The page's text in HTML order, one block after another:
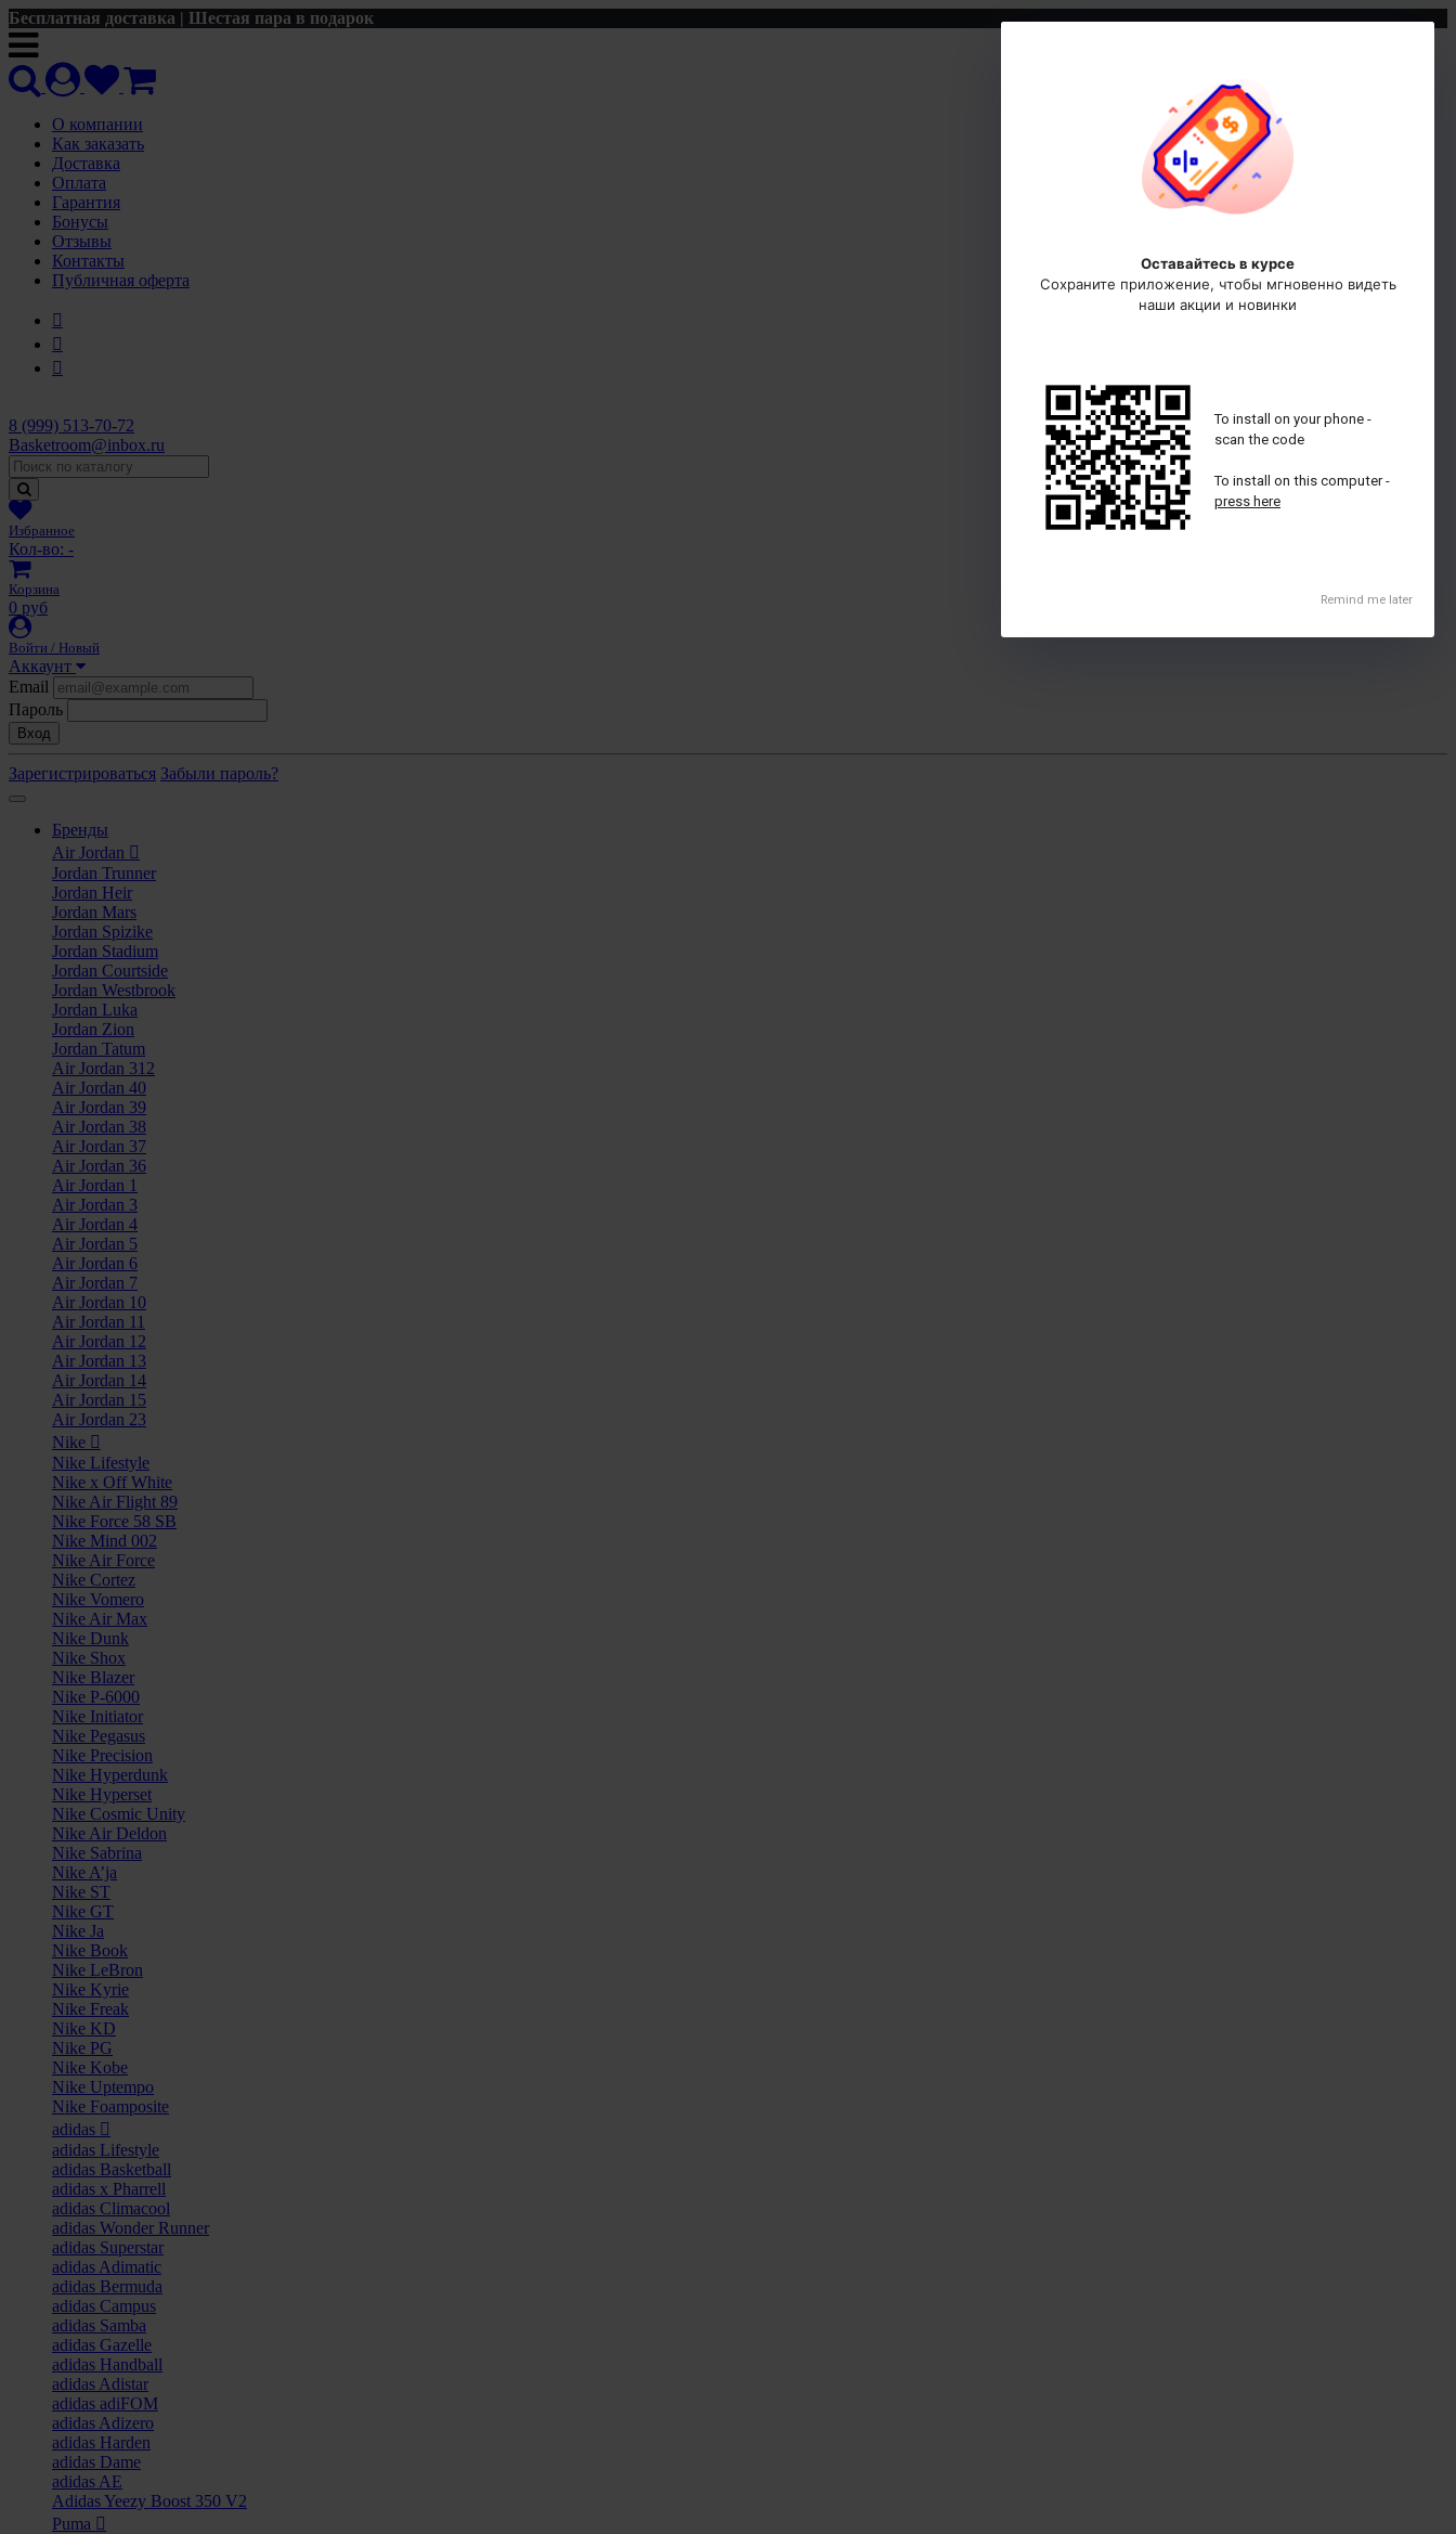
Бесплатная доставка | Шестая пара в подарок
О компании
Как заказать
Доставка
Оплата
Гарантия
Бонусы
Отзывы
Контакты
Публичная оферта
8 (999) 513-70-72
Basketroom@inbox.ru
Избранное
Кол-во: -
Корзина
0 руб
Войти / Новый
Аккаунт
Email
Пароль
Вход
Зарегистрироваться Забыли пароль?
Бренды
Air Jordan
Jordan Trunner
Jordan Heir
Jordan Mars
Jordan Spizike
Jordan Stadium
Jordan Courtside
Jordan Westbrook
Jordan Luka
Jordan Zion
Jordan Tatum
Air Jordan 312
Air Jordan 40
Air Jordan 39
Air Jordan 38
Air Jordan 37
Air Jordan 36
Air Jordan 1
Air Jordan 3
Air Jordan 4
Air Jordan 5
Air Jordan 6
Air Jordan 7
Air Jordan 10
Air Jordan 11
Air Jordan 12
Air Jordan 13
Air Jordan 14
Air Jordan 15
Air Jordan 23
Nike
Nike Lifestyle
Nike x Off White
Nike Air Flight 89
Nike Force 58 SB
Nike Mind 002
Nike Air Force
Nike Cortez
Nike Vomero
Nike Air Max
Nike Dunk
Nike Shox
Nike Blazer
Nike P-6000
Nike Initiator
Nike Pegasus
Nike Precision
Nike Hyperdunk
Nike Hyperset
Nike Cosmic Unity
Nike Air Deldon
Nike Sabrina
Nike A’ja
Nike ST
Nike GT
Nike Ja
Nike Book
Nike LeBron
Nike Kyrie
Nike Freak
Nike KD
Nike PG
Nike Kobe
Nike Uptempo
Nike Foamposite
adidas
adidas Lifestyle
adidas Basketball
adidas x Pharrell
adidas Climacool
adidas Wonder Runner
adidas Superstar
adidas Adimatic
adidas Bermuda
adidas Campus
adidas Samba
adidas Gazelle
adidas Handball
adidas Adistar
adidas adiFOM
adidas Adizero
adidas Harden
adidas Dame
adidas AE
Adidas Yeezy Boost 350 V2
Puma